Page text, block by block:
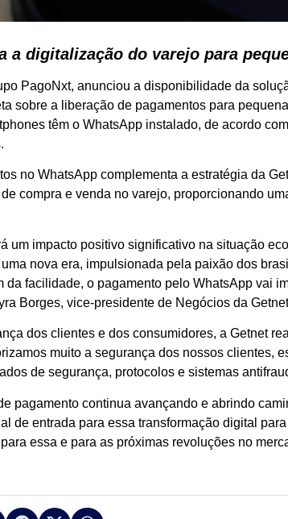
a digitalização do varejo para
PagoNxt, anunciou a disponibilidade da
sobre a liberação de pagamentos para
têm o WhatsApp instalado, de acordo
no WhatsApp complementa a estratégia da
compra e venda no varejo, proporcionando
um impacto positivo significativo na situação
nova era, impulsionada pela paixão dos
da facilidade, o pagamento pelo WhatsApp vai
Borges, vice-presidente de Negócios da
dos clientes e dos consumidores, a Getnet
muito a segurança dos nossos clientes,
de segurança, protocolos e sistemas
pagamento continua avançando e abrindo
de entrada para essa transformação digital
essa e para as próximas revoluções no